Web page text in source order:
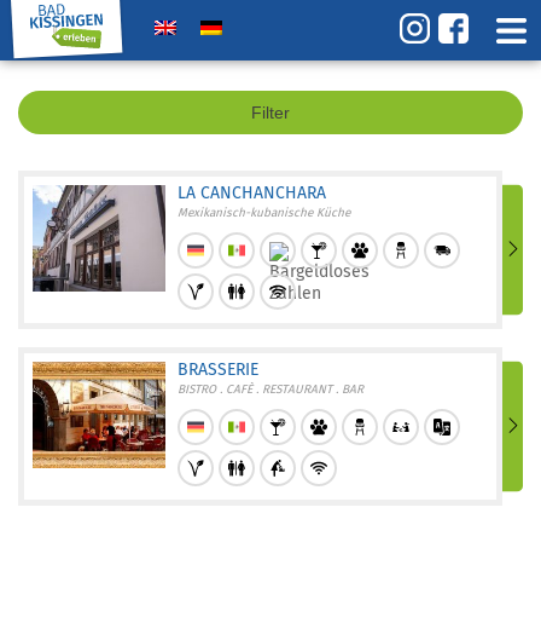
Filter
LA CANCHANCHARA
Mexikanisch-kubanische Küche
BRASSERIE
BISTRO . CAFÈ . RESTAURANT . BAR